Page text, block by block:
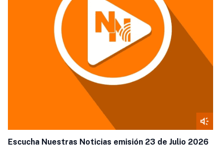
Escucha Nuestras Noticias emisión 23 de Julio 2026